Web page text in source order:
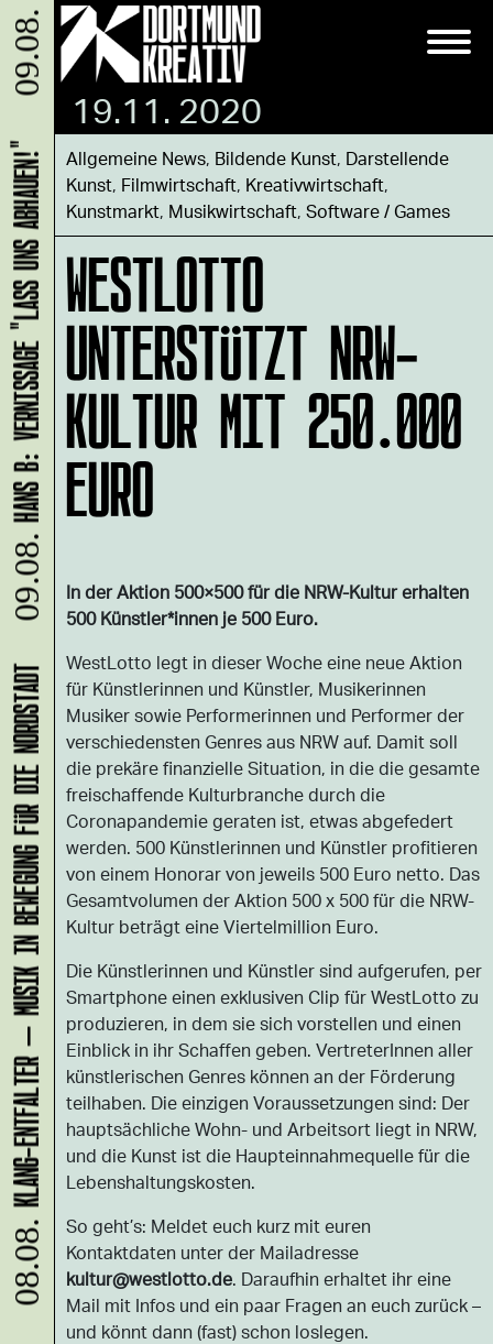
19.11. 2020
Allgemeine News, Bildende Kunst, Darstellende
Kunst, Filmwirtschaft, Kreativwirtschaft,
Kunstmarkt, Musikwirtschaft, Software / Games
WESTLOTTO
UNTERSTÜTZT NRW-
KULTUR MIT 250.000
EURO
In der Aktion 500×500 für die NRW-Kultur erhalten
500 Künstler*innen je 500 Euro.
WestLotto legt in dieser Woche eine neue Aktion
für Künstlerinnen und Künstler, Musikerinnen
Musiker sowie Performerinnen und Performer der
verschiedensten Genres aus NRW auf. Damit soll
die prekäre finanzielle Situation, in die die gesamte
freischaffende Kulturbranche durch die
Coronapandemie geraten ist, etwas abgefedert
werden. 500 Künstlerinnen und Künstler profitieren
von einem Honorar von jeweils 500 Euro netto. Das
Gesamtvolumen der Aktion 500 x 500 für die NRW-
Kultur beträgt eine Viertelmillion Euro.
Die Künstlerinnen und Künstler sind aufgerufen, per
Smartphone einen exklusiven Clip für WestLotto zu
produzieren, in dem sie sich vorstellen und einen
Einblick in ihr Schaffen geben. VertreterInnen aller
künstlerischen Genres können an der Förderung
teilhaben. Die einzigen Voraussetzungen sind: Der
hauptsächliche Wohn- und Arbeitsort liegt in NRW,
und die Kunst ist die Haupteinnahmequelle für die
Lebenshaltungskosten.
So geht’s: Meldet euch kurz mit euren
Kontaktdaten unter der Mailadresse
kultur@westlotto.de. Daraufhin erhaltet ihr eine
Mail mit Infos und ein paar Fragen an euch zurück –
und könnt dann (fast) schon loslegen.
08.08.
KLANG-ENTFALTER – MUSIK IN BEWEGUNG FÜR DIE NORDSTADT
09.08.
HANS B: VERNISSAGE "LASS UNS ABHAUEN!"
09.08.